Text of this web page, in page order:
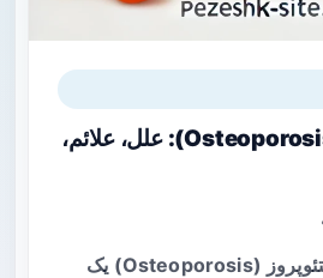
پوکی استخوان (Osteoporosis): علل، علائم،
پوکی استخوان یا استئوپروز (Osteoporosis) یک